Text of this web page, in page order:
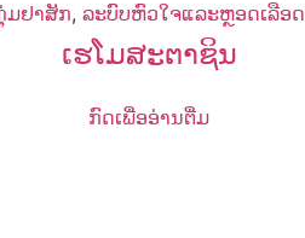
ມຢາສັກ, ລະບົບຫົວໃຈແລະຫຼອດເລືອດ
ເຮໂມສະຕາຊິນ
ກົດເພື່ອອ່ານຕື່ມ